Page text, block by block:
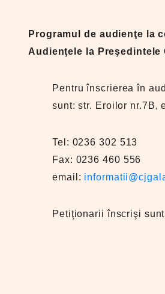
Programul de audienţe la
Audienţele la
Pentru înscrierea în
sunt: str. Eroilor nr.7B,
Tel: 0236 302 513
Fax: 0236 460 556
email:
Petiţionarii înscrişi